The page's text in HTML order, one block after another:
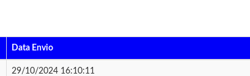
Data Envio
29/10/2024 16:10:11